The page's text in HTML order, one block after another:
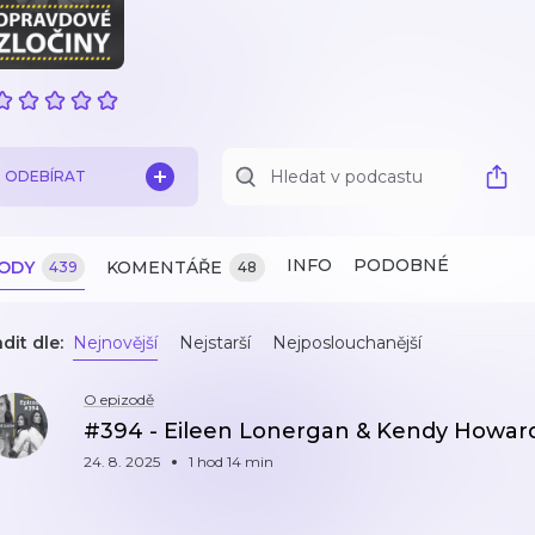
ODEBÍRAT
439 KOMENTÁŘE 48 INFO PODOBNÉ
dle: Nejnovější Nejstarší Nejposlouchanější
O epizodě
#394 - Eileen Lonergan & Kendy
24. 8. 2025 1 hod 14 min